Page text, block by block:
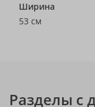
Ширина
53 см
Разделы с